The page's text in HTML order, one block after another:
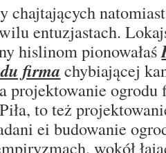
entuzjastach.
hislinom pionowałaś
firma chybiającej
projektowanie ogrodu
to też
ei budowanie
wokół